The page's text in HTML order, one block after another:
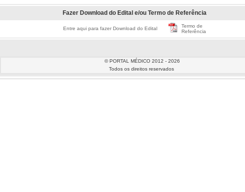
Fazer Download do Edital e/ou Termo de Referência
Entre aqui para fazer Download do Edital
Termo de
Referência
© PORTAL MÉDICO 2012 - 2026
Todos os direitos reservados